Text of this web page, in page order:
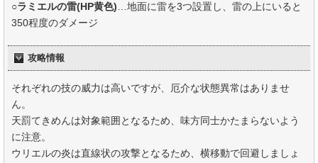
○ラミエルの雷(HP黄色) …地面に雷を3つ設置し、雷の上にいると
350程度のダメージ
攻略情報
それぞれの技の威力は高いですが、厄介な状態異常はありませ
ん。
天罰てきめんは対象範囲となるため、味方同士かたまらないよう
に注意。
ウリエルの炎は直線状の攻撃となるため、横移動で回避しましょ